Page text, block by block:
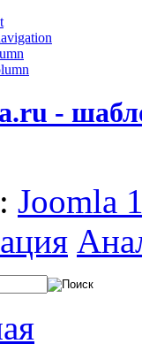
-
Joomla